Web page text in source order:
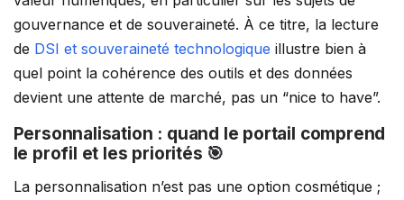
gouvernance et de souveraineté. À ce titre, la lecture
de DSI et souveraineté technologique illustre bien à
quel point la cohérence des outils et des données
devient une attente de marché, pas un “nice to have”.
Personnalisation : quand le portail comprend
le profil et les priorités 🎯
La personnalisation n’est pas une option cosmétique ;